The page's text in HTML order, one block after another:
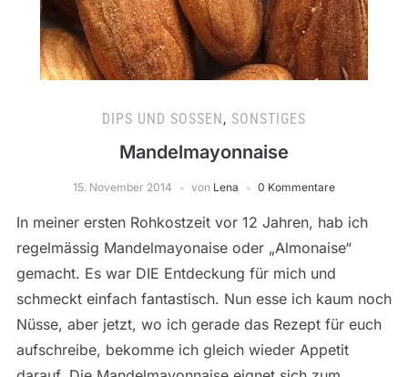
DIPS UND SOSSEN, SONSTIGES
Mandelmayonnaise
15. November 2014 von Lena 0 Kommentare
In meiner ersten Rohkostzeit vor 12 Jahren, hab ich
regelmässig Mandelmayonaise oder „Almonaise“
gemacht. Es war DIE Entdeckung für mich und
schmeckt einfach fantastisch. Nun esse ich kaum noch
Nüsse, aber jetzt, wo ich gerade das Rezept für euch
aufschreibe, bekomme ich gleich wieder Appetit